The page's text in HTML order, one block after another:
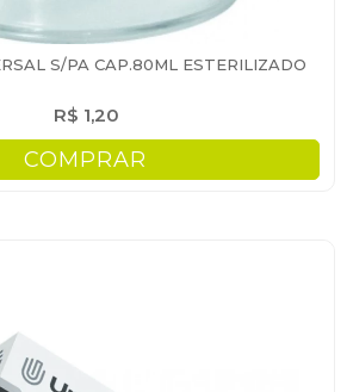
S/PA CAP.80ML ESTERILIZADO
R$ 1,20
COMPRAR